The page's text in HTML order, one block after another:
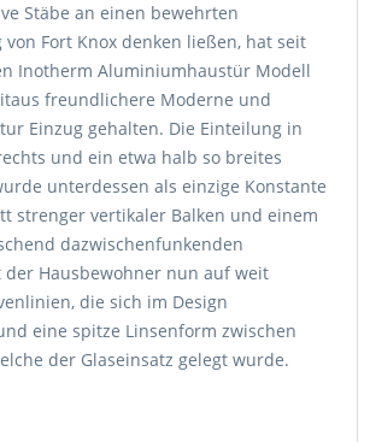
Stäbe an einen bewehrten
von Fort Knox denken ließen, hat seit
Inotherm Aluminiumhaustür Modell
freundlichere Moderne und
Einzug gehalten. Die Einteilung in
und ein etwa halb so breites
unterdessen als einzige Konstante
strenger vertikaler Balken und einem
dazwischenfunkenden
Hausbewohner nun auf weit
die sich im Design
eine spitze Linsenform zwischen
der Glaseinsatz gelegt wurde.